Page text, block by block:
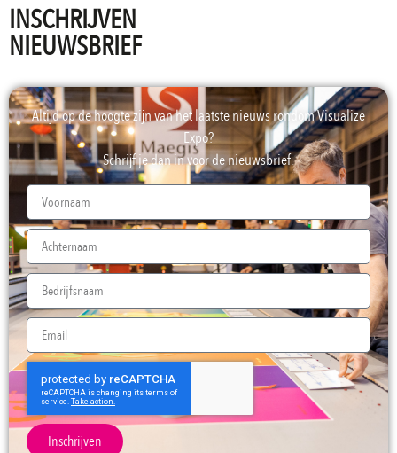
INSCHRIJVEN
NIEUWSBRIEF
Altijd op de hoogte zijn van het laatste nieuws rondom Visualize
Expo?
Schrijf je dan in voor de nieuwsbrief.
Inschrijven